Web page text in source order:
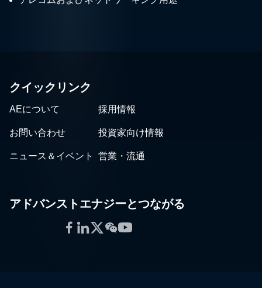
クイックリンク
AEについて 採用情報
お問い合わせ 投資家向け情報
ニュース＆イベント 営業・流通
アドバンストエナジーとつながる
Facebook
LinkedIn
Twitter
WeChat
YouTube